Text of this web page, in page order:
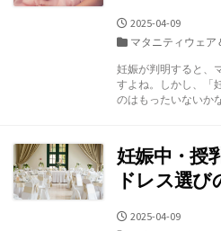
公
開
2025-04-09
カ
ゴ
リ
ー
マタニティウェア
妊娠が判明すると、
すよね。しかし、「
のはもったいないか
妊娠中・授
ドレス選び
公
2025-04-09